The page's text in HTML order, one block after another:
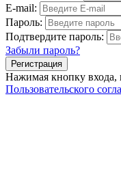
E-mail:
Пароль:
Подтвердите пароль:
Забыли пароль?
Нажимая кнопку входа,
Пользовательского